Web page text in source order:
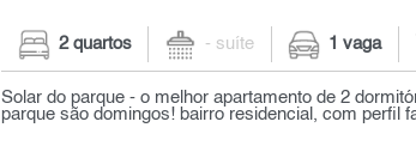
2 quartos - suíte 1 vaga
Solar do parque - o melhor apartamento de 2
parque são domingos! bairro residencial, com perfil